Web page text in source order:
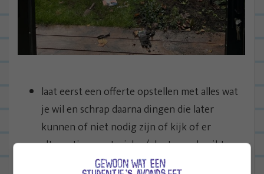
laat eerst een offerte opstellen met alles wat
je wil en schrap daarna dingen die later
kunnen of niet nodig zijn of kijk of er
alternatieve materialen/planten gebruikt
kunnen worden.